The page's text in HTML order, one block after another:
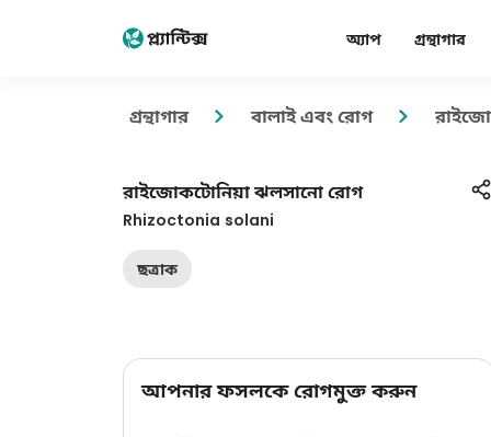
অ্যাপ গ্রন্থাগার
গ্রন্থাগার বালাই এবং রোগ
রাইজোকটোনিয়া ঝলসানো রোগ
Rhizoctonia solani
ছত্রাক
আপনার ফসলকে রোগমুক্ত করুন